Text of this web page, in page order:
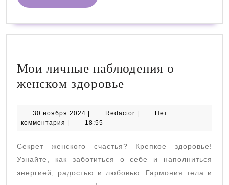
ДАЛЕЕ
Мои личные наблюдения о
женском здоровье
наблюдения
женском
здоровье
30 ноября 2024 30
ноября
Redactor Redactor
Нет
комментария
18:55
Секрет женского счастья? Крепкое здоровье!
Узнайте, как заботиться о себе и наполниться
энергией, радостью и любовью. Гармония тела и